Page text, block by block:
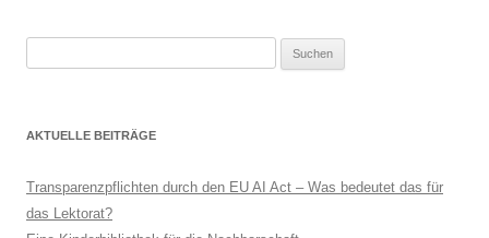
AKTUELLE BEITRÄGE
Transparenzpflichten durch den EU AI Act – Was bedeutet das für
das Lektorat?